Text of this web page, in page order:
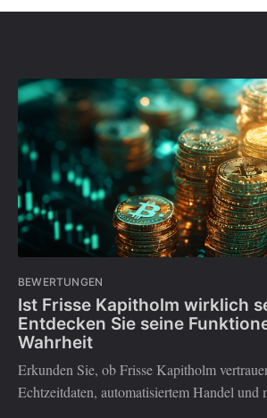
BEWERTUNGEN
Ist Frisse Kapitholm wirklich
Entdecken Sie seine
Wahrheit
Erkunden Sie, ob Frisse Kapitholm
Echtzeitdaten, automatisiertem Handel und